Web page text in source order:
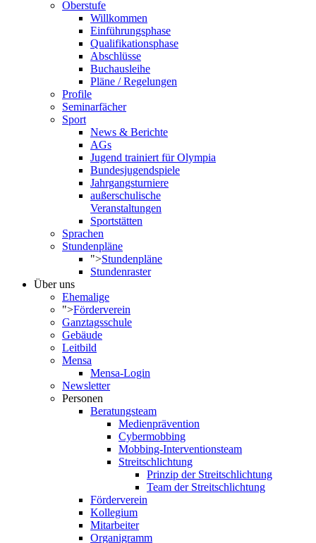
Oberstufe
Willkommen
Einführungsphase
Qualifikationsphase
Abschlüsse
Buchausleihe
Pläne / Regelungen
Profile
Seminarfächer
Sport
News & Berichte
AGs
Jugend trainiert für Olympia
Bundesjugendspiele
Jahrgangsturniere
außerschulische
Veranstaltungen
Sportstätten
Sprachen
Stundenpläne
">Stundenpläne
Stundenraster
Über uns
Ehemalige
">Förderverein
Ganztagsschule
Gebäude
Leitbild
Mensa
Mensa-Login
Newsletter
Personen
Beratungsteam
Medienprävention
Cybermobbing
Mobbing-Interventionsteam
Streitschlichtung
Prinzip der Streitschlichtung
Team der Streitschlichtung
Förderverein
Kollegium
Mitarbeiter
Organigramm